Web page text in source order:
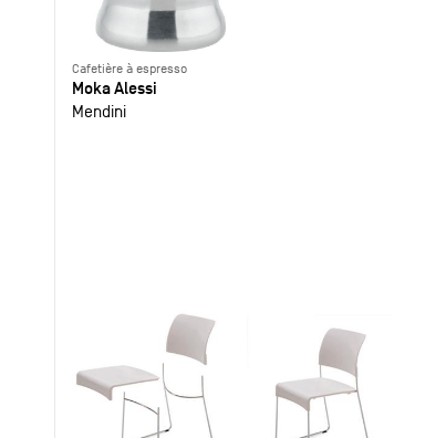
Cafetière à espresso
Moka Alessi
Mendini